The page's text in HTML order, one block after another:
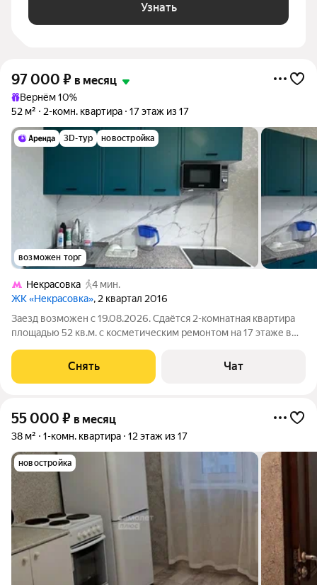
Узнать
97 000 ₽ в месяц
Вернём 10%
52 м²
2-комн. квартира 17 этаж из 17
3D-тур новостройка
возможен торг
Некрасовка
4 мин.
ЖК «Некрасовка», 2 квартал 2016
Заезд возможен с 19.08.2026. Сдаётся 2-комнатная квартира
площадью 52 кв.м. с косметическим ремонтом на 17 этаже в
Духовой шкаф Стиральная машина Холодильник
Микроволновка Пылесос Дом -
Снять Чат
55 000 ₽ в месяц
38 м² 1-комн. квартира 12 этаж из 17
новостройка